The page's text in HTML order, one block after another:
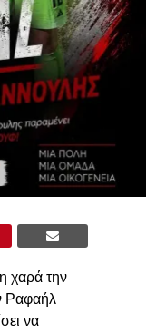
χαρά την
Ραφαήλ
να